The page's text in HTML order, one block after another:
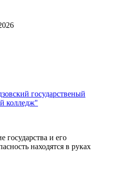
государственый
колледж"
государства и его
находятся в руках